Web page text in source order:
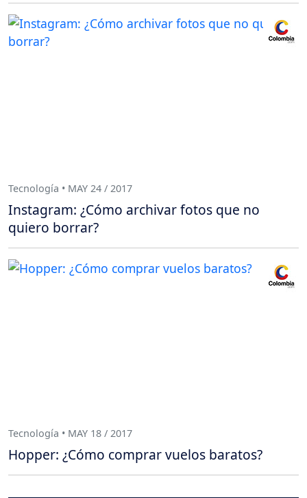
Tecnología • MAY 24 / 2017
Instagram: ¿Cómo archivar fotos que no
quiero borrar?
Tecnología • MAY 18 / 2017
Hopper: ¿Cómo comprar vuelos baratos?